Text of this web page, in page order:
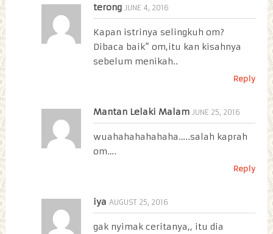
terong JUNE 4, 2016
Kapan istrinya selingkuh om?
Dibaca baik” om,itu kan kisahnya
sebelum menikah..
Reply
Mantan Lelaki Malam JUNE 25, 2016
wuahahahahahaha…..salah kaprah
om….
Reply
iya AUGUST 25, 2016
gak nyimak ceritanya,, itu dia